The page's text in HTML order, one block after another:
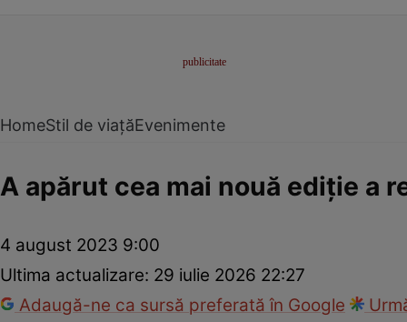
HomeStil de viațăEvenimente
A apărut cea mai nouă ediţie a
4 august 2023 9:00
Ultima actualizare: 29 iulie 2026 22:27
Adaugă-ne ca sursă preferată în Google